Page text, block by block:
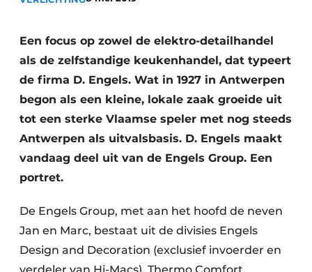
Privacy / Cookie statement
Video’s
Een focus op zowel de elektro-detailhandel
als de zelfstandige keukenhandel, dat typeert
de firma D. Engels. Wat in 1927 in Antwerpen
begon als een kleine, lokale zaak groeide uit
tot een sterke Vlaamse speler met nog steeds
Antwerpen als uitvalsbasis. D. Engels maakt
vandaag deel uit van de Engels Group. Een
portret.
De Engels Group, met aan het hoofd de neven
Jan en Marc, bestaat uit de divisies Engels
Design and Decoration (exclusief invoerder en